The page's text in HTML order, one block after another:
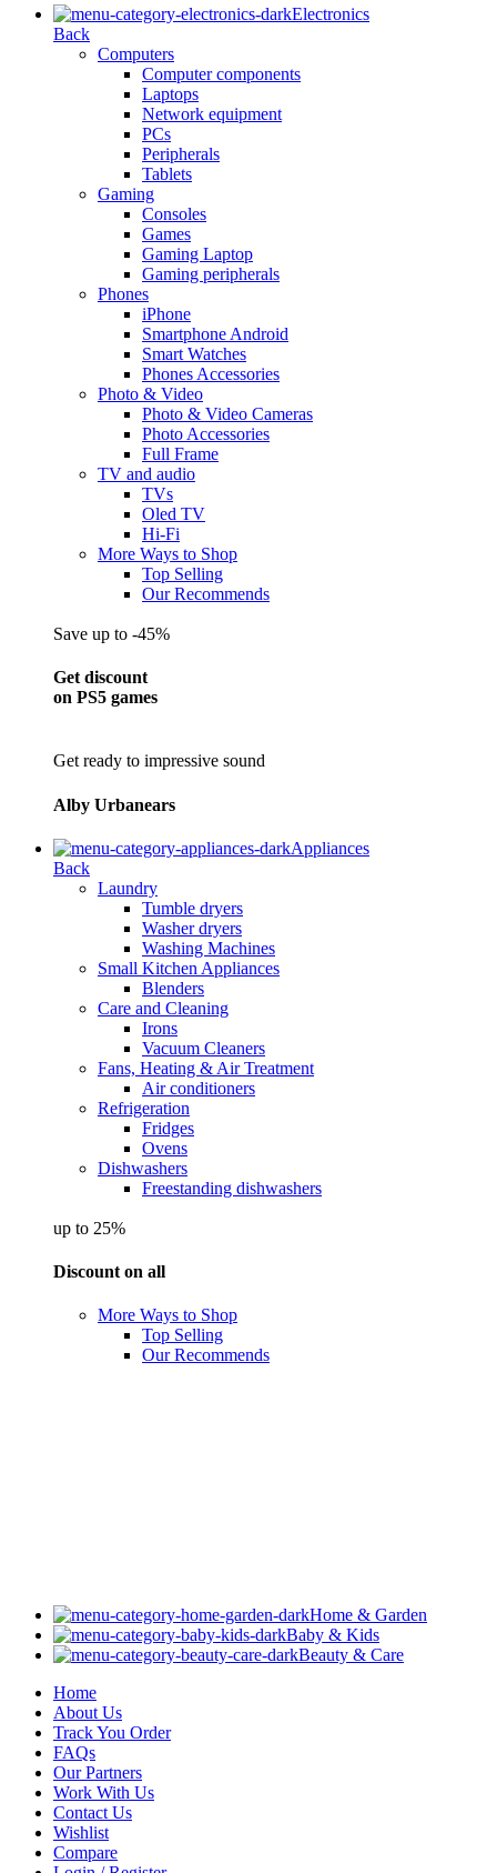
Electronics
Back
Computers
Computer components
Laptops
Network equipment
PCs
Peripherals
Tablets
Gaming
Consoles
Games
Gaming Laptop
Gaming peripherals
Phones
iPhone
Smartphone Android
Smart Watches
Phones Accessories
Photo & Video
Photo & Video Cameras
Photo Accessories
Full Frame
TV and audio
TVs
Oled TV
Hi-Fi
More Ways to Shop
Top Selling
Our Recommends
Save up to -45%
Get discount
on PS5 games
Get ready to impressive sound
Alby Urbanears
Appliances
Back
Laundry
Tumble dryers
Washer dryers
Washing Machines
Small Kitchen Appliances
Blenders
Care and Cleaning
Irons
Vacuum Cleaners
Fans, Heating & Air Treatment
Air conditioners
Refrigeration
Fridges
Ovens
Dishwashers
Freestanding dishwashers
up to 25%
Discount on all
More Ways to Shop
Top Selling
Our Recommends
Home & Garden
Baby & Kids
Beauty & Care
Home
About Us
Track You Order
FAQs
Our Partners
Work With Us
Contact Us
Wishlist
Compare